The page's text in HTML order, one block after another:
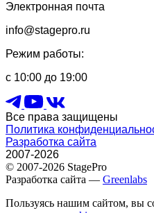
Электронная почта
info@stagepro.ru
Режим работы:
с 10:00 до 19:00
Все права защищены
Политика
Разработка сайта
2007-2026
© 2007-2026 StagePro
Разработка сайта — Greenlabs
Пользуясь нашим сайтом, вы